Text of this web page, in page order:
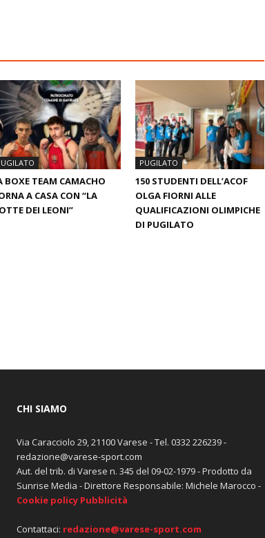
BOXE TEAM CAMACHO
A CASA CON “LA
DEI LEONI”
PUGILATO
150 STUDENTI DELL’ACOF
OLGA FIORNI ALLE
QUALIFICAZIONI OLIMPICHE
DI PUGILATO
CHI SIAMO
Via Caracciolo 29, 21100 Varese - Tel. 0332 226239 -
redazione@varese-sport.com
Aut. del trib. di Varese n. 345 del 09-02-1979 - Prodotto da
Sunrise Media - Direttore Responsabile: Michele Marocco -
Cookie policy Pubblicità
Contattaci: redazione@varese-sport.com